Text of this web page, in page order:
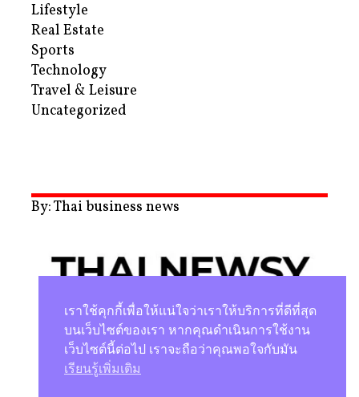
Lifestyle
Real Estate
Sports
Technology
Travel & Leisure
Uncategorized
By: Thai business news
นโยบายความเป็นส่วนตัว
เราใช้คุกกี้เพื่อให้แน่ใจว่าเราให้บริการที่ดีที่สุด
บนเว็บไซต์ของเรา หากคุณดำเนินการใช้งาน
เว็บไซต์นี้ต่อไป เราจะถือว่าคุณพอใจกับมัน
เรียนรู้เพิ่มเติม